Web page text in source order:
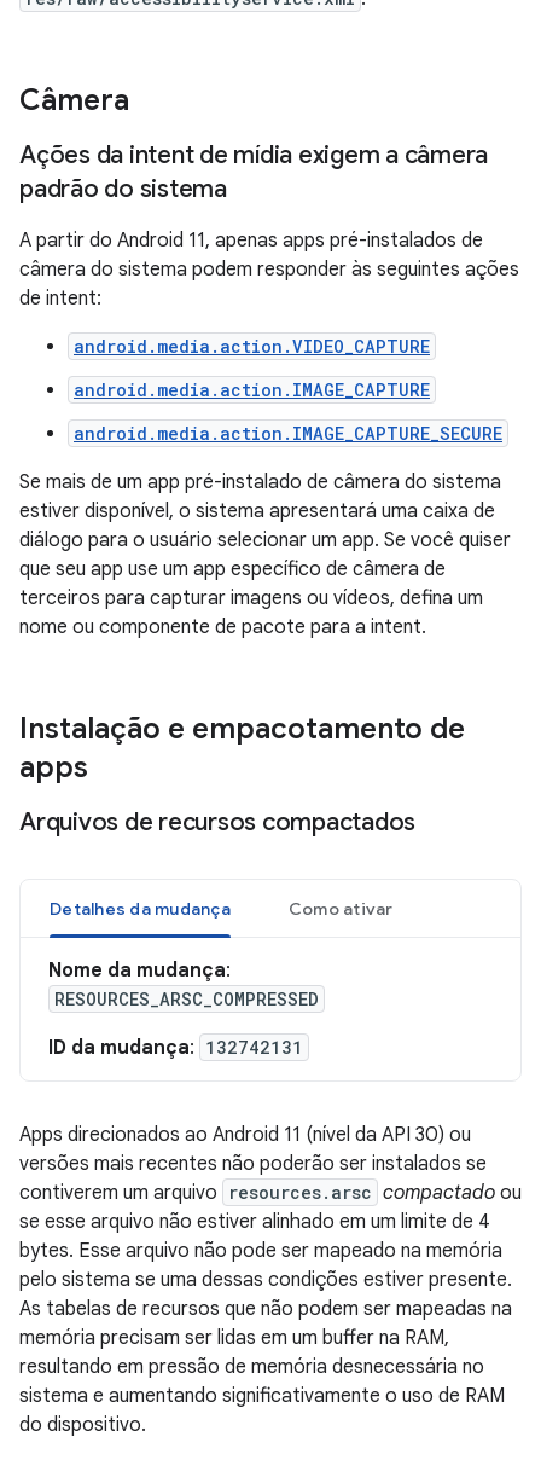
Câmera
Ações da intent de mídia exigem a câmera
padrão do sistema
A partir do Android 11, apenas apps pré-instalados de
câmera do sistema podem responder às seguintes ações
de intent:
android.media.action.VIDEO_CAPTURE
android.media.action.IMAGE_CAPTURE
android.media.action.IMAGE_CAPTURE_SECURE
Se mais de um app pré-instalado de câmera do sistema
estiver disponível, o sistema apresentará uma caixa de
diálogo para o usuário selecionar um app. Se você quiser
que seu app use um app específico de câmera de
terceiros para capturar imagens ou vídeos, defina um
nome ou componente de pacote para a intent.
Instalação e empacotamento de
apps
Arquivos de recursos compactados
Detalhes da mudança Como ativar
Nome da mudança:
RESOURCES_ARSC_COMPRESSED
ID da mudança: 132742131
Apps direcionados ao Android 11 (nível da API 30) ou
versões mais recentes não poderão ser instalados se
contiverem um arquivo
resources.arsc compactado ou
se esse arquivo não estiver alinhado em um limite de 4
bytes. Esse arquivo não pode ser mapeado na memória
pelo sistema se uma dessas condições estiver presente.
As tabelas de recursos que não podem ser mapeadas na
memória precisam ser lidas em um buffer na RAM,
resultando em pressão de memória desnecessária no
sistema e aumentando significativamente o uso de RAM
do dispositivo.